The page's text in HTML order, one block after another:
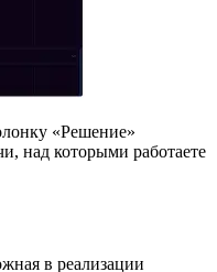
«Решение»
над которыми работаете
в реализации